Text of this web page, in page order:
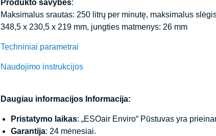
Produkto savybės:
Maksimalus srautas: 250 litrų per minutę, maksimalus
348,5 x 230,5 x 219 mm, jungties matmenys: 26 mm
Techniniai parametrai
Naudojimo instrukcijos
Daugiau informacijos Informacija:
Pristatymo laikas: „ESOair Enviro“ Pūstuvas yra
Garantija: 24 mėnesiai.